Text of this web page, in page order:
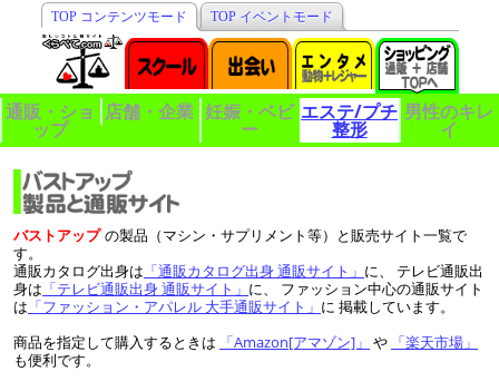
TOP コンテンツモード TOP イベントモード
通販・ショ
ップ
店舗・企業 妊娠・ベビ
ー
エステ/プチ
整形
男性のキレ
イ
バストアップ の製品（マシン・サプリメント等）と販売サイト一覧で
す。
通販カタログ出身は 「通販カタログ出身 通販サイト」 に、 テレビ通販出
身は 「テレビ通販出身 通販サイト」 に、 ファッション中心の通販サイト
は 「ファッション・アパレル 大手通販サイト」 に 掲載しています。
商品を指定して購入するときは
「Amazon[アマゾン]」 や 「楽天市場」
も便利です。